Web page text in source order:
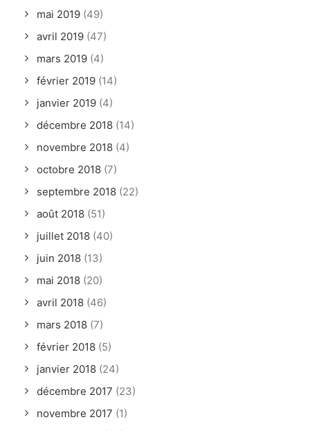
mai 2019 (49)
avril 2019 (47)
mars 2019 (4)
février 2019 (14)
janvier 2019 (4)
décembre 2018 (14)
novembre 2018 (4)
octobre 2018 (7)
septembre 2018 (22)
août 2018 (51)
juillet 2018 (40)
juin 2018 (13)
mai 2018 (20)
avril 2018 (46)
mars 2018 (7)
février 2018 (5)
janvier 2018 (24)
décembre 2017 (23)
novembre 2017 (1)